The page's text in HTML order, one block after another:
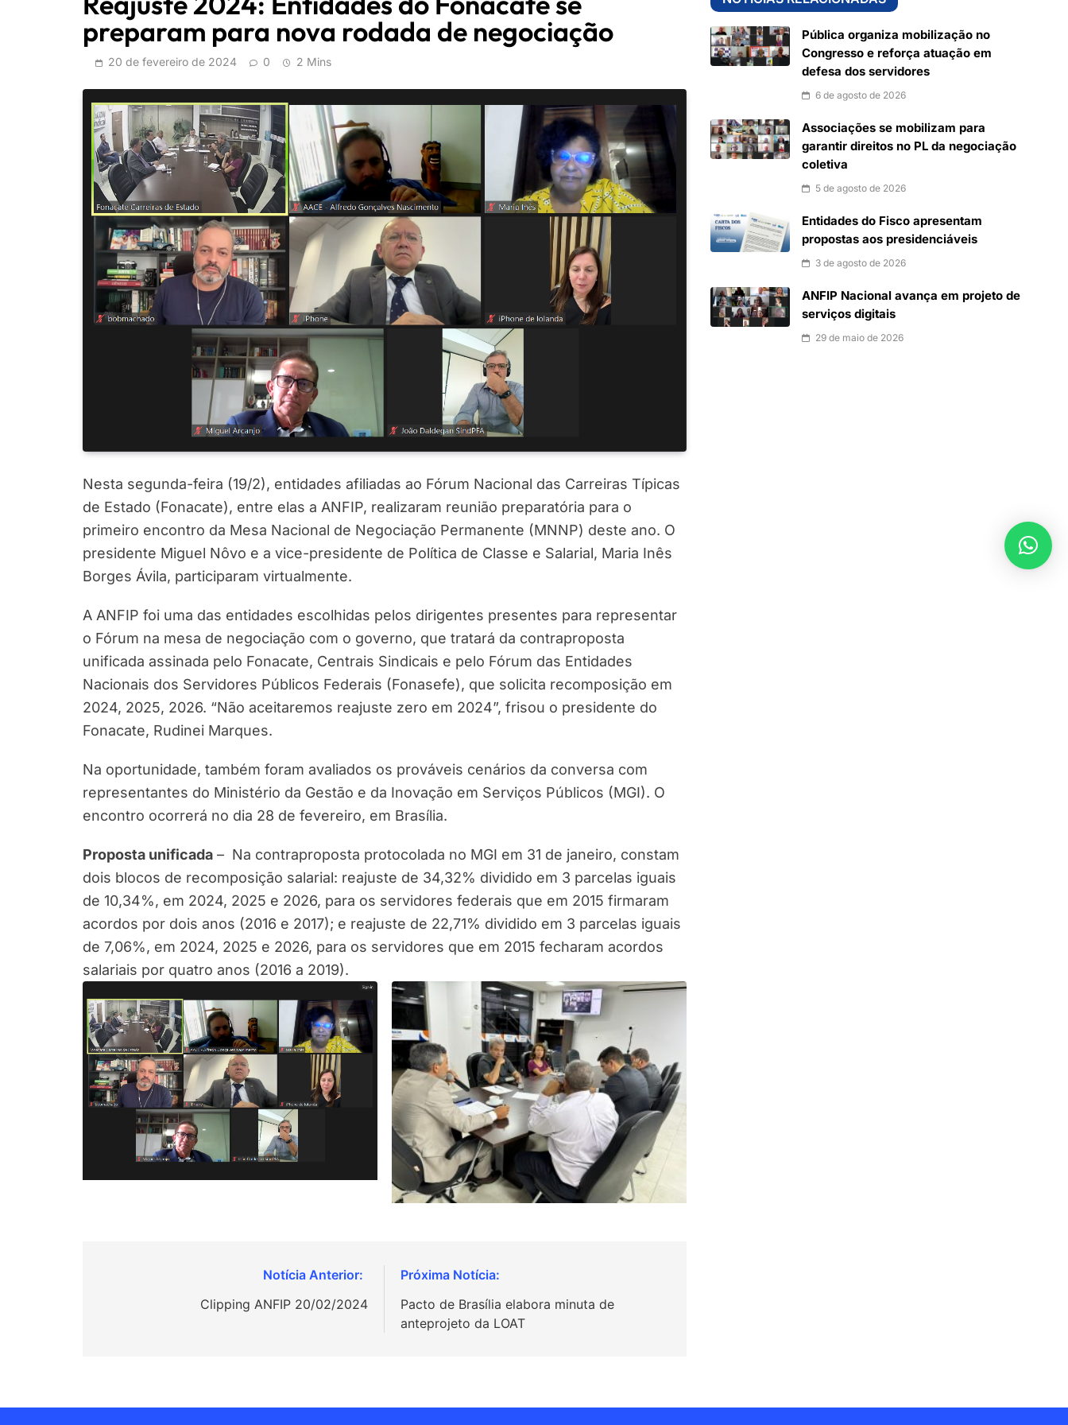
preparam para nova rodada de negociação
20 de fevereiro de 2024 0 2 Mins
Nesta segunda-feira (19/2), entidades afiliadas ao Fórum Nacional das Carreiras Típicas
de Estado (Fonacate), entre elas a ANFIP, realizaram reunião preparatória para o
primeiro encontro da Mesa Nacional de Negociação Permanente (MNNP) deste ano. O
presidente Miguel Nôvo e a vice-presidente de Política de Classe e Salarial, Maria Inês
Borges Ávila, participaram virtualmente.
A ANFIP foi uma das entidades escolhidas pelos dirigentes presentes para representar
o Fórum na mesa de negociação com o governo, que tratará da contraproposta
unificada assinada pelo Fonacate, Centrais Sindicais e pelo Fórum das Entidades
Nacionais dos Servidores Públicos Federais (Fonasefe), que solicita recomposição em
2024, 2025, 2026. “Não aceitaremos reajuste zero em 2024”, frisou o presidente do
Fonacate, Rudinei Marques.
Na oportunidade, também foram avaliados os prováveis cenários da conversa com
representantes do Ministério da Gestão e da Inovação em Serviços Públicos (MGI). O
encontro ocorrerá no dia 28 de fevereiro, em Brasília.
Proposta unificada – Na contraproposta protocolada no MGI em 31 de janeiro, constam
dois blocos de recomposição salarial: reajuste de 34,32% dividido em 3 parcelas iguais
de 10,34%, em 2024, 2025 e 2026, para os servidores federais que em 2015 firmaram
acordos por dois anos (2016 e 2017); e reajuste de 22,71% dividido em 3 parcelas iguais
de 7,06%, em 2024, 2025 e 2026, para os servidores que em 2015 fecharam acordos
salariais por quatro anos (2016 a 2019).
Clipping ANFIP 20/02/2024
Pacto de Brasília elabora minuta de
anteprojeto da LOAT
Pública organiza mobilização no
Congresso e reforça atuação em
defesa dos servidores
6 de agosto de 2026
Associações se mobilizam para
garantir direitos no PL da negociação
coletiva
5 de agosto de 2026
Entidades do Fisco apresentam
propostas aos presidenciáveis
3 de agosto de 2026
ANFIP Nacional avança em projeto de
serviços digitais
29 de maio de 2026